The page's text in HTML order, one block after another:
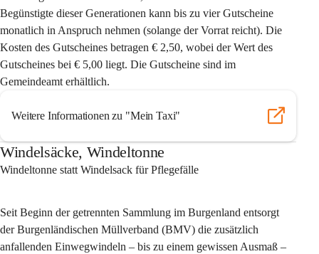
Begünstigte dieser Generationen kann bis zu vier Gutscheine
monatlich in Anspruch nehmen (solange der Vorrat reicht). Die
Kosten des Gutscheines betragen € 2,50, wobei der Wert des
Gutscheines bei € 5,00 liegt. Die Gutscheine sind im
Gemeindeamt erhältlich.
Weitere Informationen zu "Mein Taxi"
Windelsäcke, Windeltonne
Windeltonne statt Windelsack für Pflegefälle
Seit Beginn der getrennten Sammlung im Burgenland entsorgt
der Burgenländischen Müllverband (BMV) die zusätzlich
anfallenden Einwegwindeln – bis zu einem gewissen Ausmaß –